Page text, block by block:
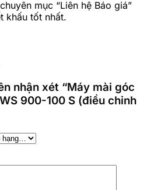
mục “Liên hệ Báo giá”
khấu tốt nhất.
nhận xét “Máy mài góc
900-100 S (điều chỉnh